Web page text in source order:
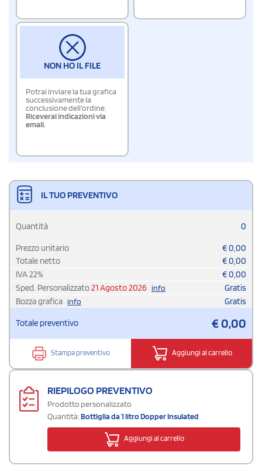
NON HO IL FILE
Potrai inviare la tua grafica
successivamente la
conclusione dell'ordine.
Riceverai indicazioni via
email.
IL TUO PREVENTIVO
Quantità 0
Prezzo unitario €0,00
Totale netto
€0,00
IVA22% €0,00
Sped. Personalizzato21 Agosto 2026 info
Gratis
Bozza grafica info Gratis
Totale preventivo €0,00
Stampa preventivo Aggiungi al carrello
RIEPILOGO PREVENTIVO
Prodotto personalizzato
Quantità:Bottiglia da 1 litro Dopper Insulated
Aggiungi al carrello